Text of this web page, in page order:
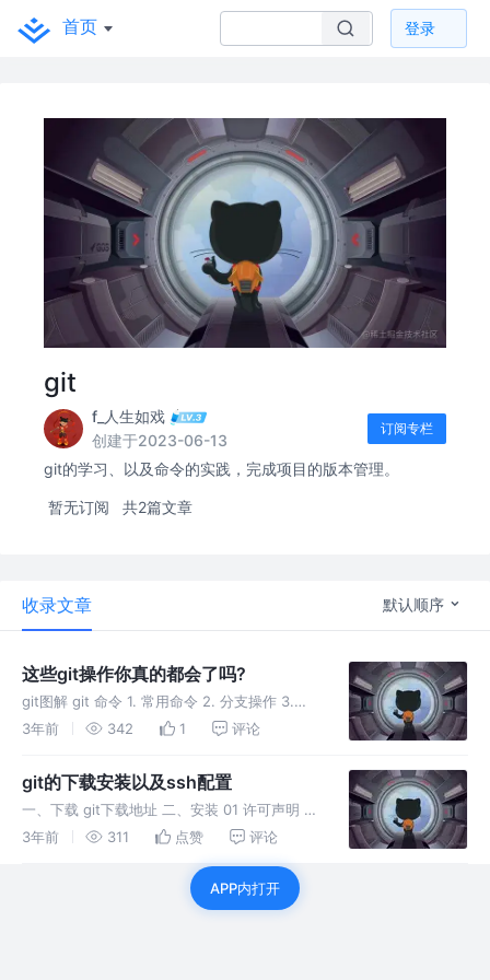
首页 登录
git
f_人生如戏
创建于2023-06-13
订阅专栏
git的学习、以及命令的实践，完成项目的版本管理。
暂无订阅 共2篇文章
收录文章 默认顺序
这些git操作你真的都会了吗?
git图解 git 命令 1. 常用命令 2. 分支操作 3.
bug修改 4. 版本回退 5. 远程仓库 git命令别名
3年前 342 1 评论
git的下载安装以及ssh配置
一、下载 git下载地址 二、安装 01 许可声明 这
个界面是使用许可声明，点击“Next”进入下图界
安装路径，大家可以根据自己需要修改，修改后
3年前 311 点赞 评论
APP内打开